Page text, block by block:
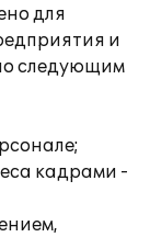
для
и
следующим
кадрами -